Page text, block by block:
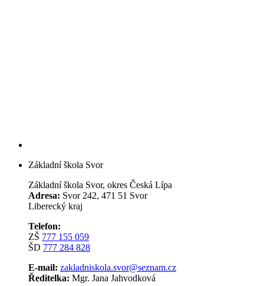
Základní škola Svor
Základní škola Svor, okres Česká Lípa
Adresa: Svor 242, 471 51 Svor
Liberecký kraj
Telefon:
ZŠ 777 155 059
ŠD 777 284 828
E-mail: zakladniskola.svor@seznam.cz
Ředitelka: Mgr. Jana Jahvodková